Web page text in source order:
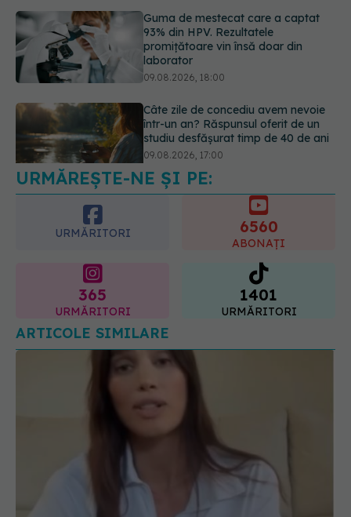
Câte zile de concediu avem nevoie
într-un an? Răspunsul oferit de un
studiu desfășurat timp de 40 de ani
09.08.2026, 17:00
Reclamele din platformele medicale
AI pot influența prescrierea
medicamentelor
09.08.2026, 21:00
URMĂREȘTE-NE ȘI PE:
URMĂRITORI
365 1401
URMĂRITORI
ARTICOLE SIMILARE
Alina Pușcău dezvăluie diagnosticul care i-a
schimbat viața: Am cancer la sân. Am intrat în